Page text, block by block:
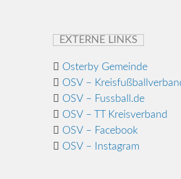
EXTERNE LINKS
Osterby Gemeinde
OSV –
OSV – Fussball.de
OSV – TT Kreisverband
OSV – Facebook
OSV – Instagram